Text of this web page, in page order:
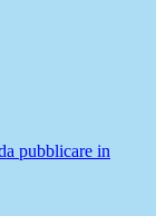
pubblicare in